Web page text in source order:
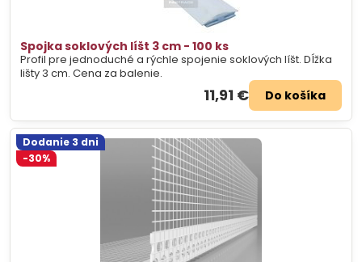
Spojka soklových líšt 3 cm - 100 ks
Profil pre jednoduché a rýchle spojenie soklových líšt. Dĺžka
lišty 3 cm. Cena za balenie.
11,91 € Do košíka
Dodanie 3 dni
-30%